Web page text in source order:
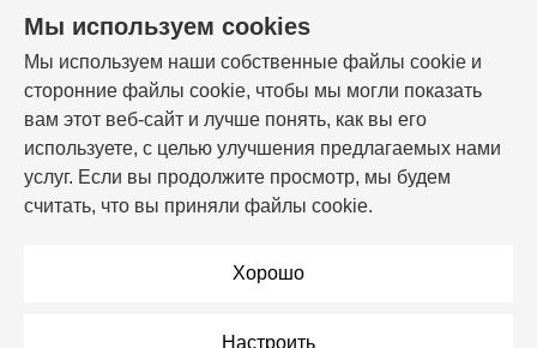
Мы используем cookies
Мы используем наши собственные файлы cookie и
сторонние файлы cookie, чтобы мы могли показать
вам этот веб-сайт и лучше понять, как вы его
используете, с целью улучшения предлагаемых нами
услуг. Если вы продолжите просмотр, мы будем
считать, что вы приняли файлы cookie.
Хорошо
Настроить
+375(44) 541-80-80
info@i-ven.by
Мы в мессенджерах:
Режим работы: Пн–Пт: 10:00 – 19:00